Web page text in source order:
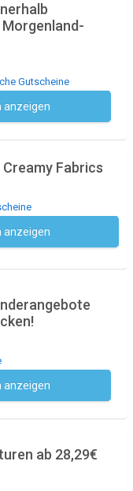
Gutscheine
anzeigen
Fabrics
anzeigen
anzeigen
ab 28,29€